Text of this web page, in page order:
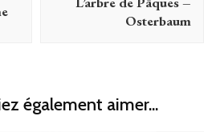
Osterbaum
également aimer...